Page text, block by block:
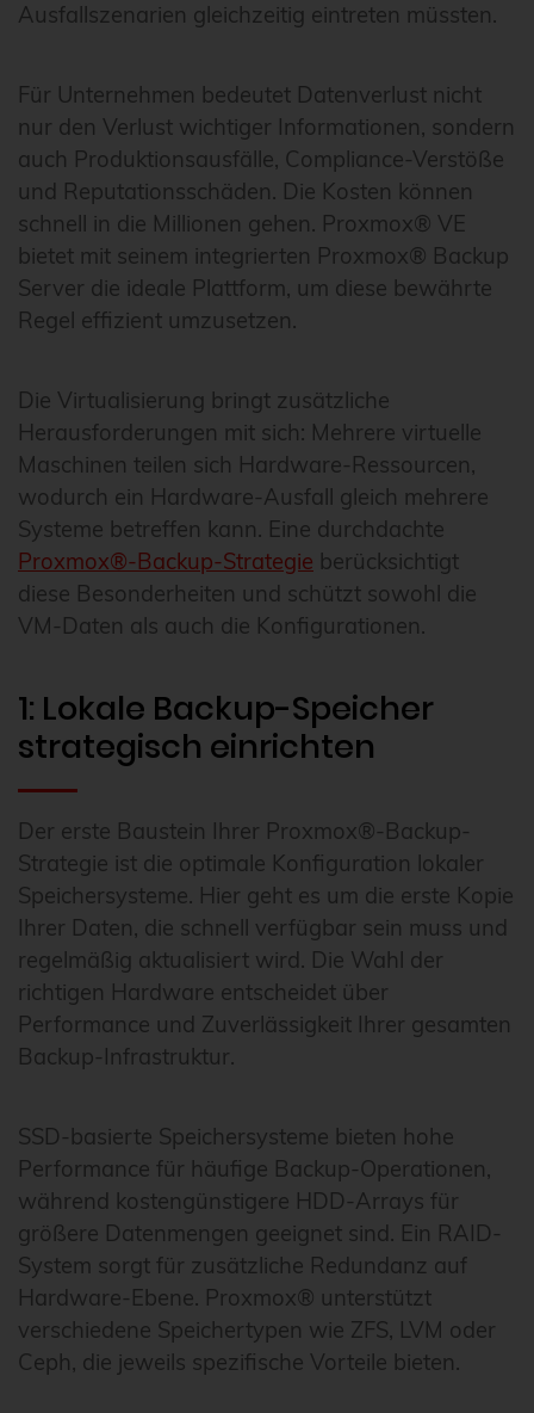
Ausfallszenarien gleichzeitig eintreten müssten.
Für Unternehmen bedeutet Datenverlust nicht
nur den Verlust wichtiger Informationen, sondern
auch Produktionsausfälle, Compliance-Verstöße
und Reputationsschäden. Die Kosten können
schnell in die Millionen gehen. Proxmox® VE
bietet mit seinem integrierten Proxmox® Backup
Server die ideale Plattform, um diese bewährte
Regel effizient umzusetzen.
Die Virtualisierung bringt zusätzliche
Herausforderungen mit sich: Mehrere virtuelle
Maschinen teilen sich Hardware-Ressourcen,
wodurch ein Hardware-Ausfall gleich mehrere
Systeme betreffen kann. Eine durchdachte
Proxmox®-Backup-Strategie berücksichtigt
diese Besonderheiten und schützt sowohl die
VM-Daten als auch die Konfigurationen.
1: Lokale Backup-Speicher
strategisch einrichten
Der erste Baustein Ihrer Proxmox®-Backup-
Strategie ist die optimale Konfiguration lokaler
Speichersysteme. Hier geht es um die erste Kopie
Ihrer Daten, die schnell verfügbar sein muss und
regelmäßig aktualisiert wird. Die Wahl der
richtigen Hardware entscheidet über
Performance und Zuverlässigkeit Ihrer gesamten
Backup-Infrastruktur.
SSD-basierte Speichersysteme bieten hohe
Performance für häufige Backup-Operationen,
während kostengünstigere HDD-Arrays für
größere Datenmengen geeignet sind. Ein RAID-
System sorgt für zusätzliche Redundanz auf
Hardware-Ebene. Proxmox® unterstützt
verschiedene Speichertypen wie ZFS, LVM oder
Ceph, die jeweils spezifische Vorteile bieten.